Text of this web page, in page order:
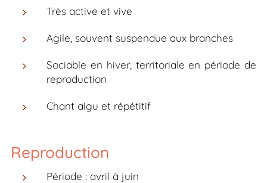
Très active et vive
Agile, souvent suspendue aux branches
Sociable en hiver, territoriale en période de
reproduction
Chant aigu et répétitif
Reproduction
Période : avril à juin